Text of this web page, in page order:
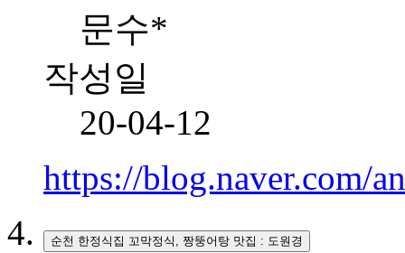
문수*
작성일
20-04-12
https://blog.naver.com/
순천 한정식집 꼬막정식, 짱뚱어탕 맛집 : 도원경